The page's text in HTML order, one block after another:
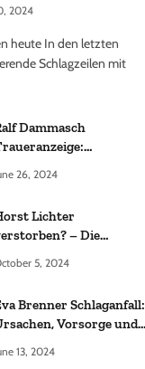
2024
heute In den letzten
Schlagzeilen mit
Dammasch
26, 2024
Lichter
– Die
Gerüchten
5, 2024
Brenner Schlaganfall:
Vorsorge und
13, 2024